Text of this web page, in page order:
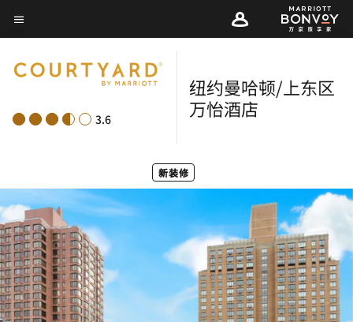
Skip
to
content
菜单文本
3.6
纽约曼哈顿/上东区
万怡酒店
新装修